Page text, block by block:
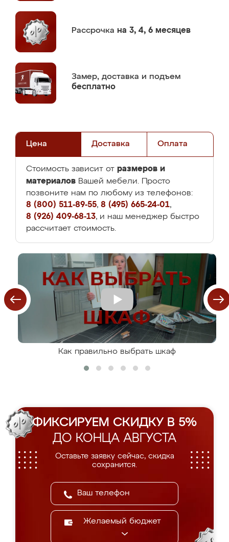
Рассрочка на 3, 4, 6 месяцев
Замер, доставка и подъем
бесплатно
Цена Доставка Оплата
Стоимость зависит от размеров и
материалов Вашей мебели. Просто
позвоните нам по любому из телефонов:
8 (800) 511-89-55, 8 (495) 665-24-01,
8 (926) 409-68-13, и наш менеджер быстро
рассчитает стоимость.
Как правильно выбрать шкаф
ФИКСИРУЕМ СКИДКУ В 5%
ДО КОНЦА АВГУСТА
Оставьте заявку сейчас, скидка
сохранится.
Желаемый бюджет